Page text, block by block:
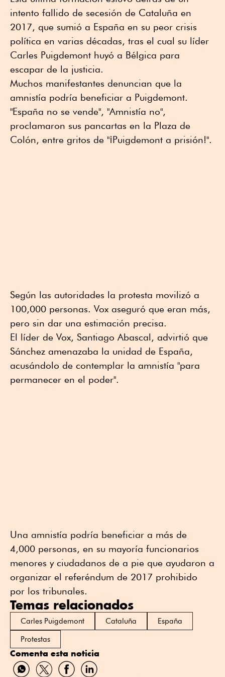
intento fallido de secesión de Cataluña en
2017, que sumió a España en su peor crisis
política en varias décadas, tras el cual su líder
Carles Puigdemont huyó a Bélgica para
escapar de la justicia.
Muchos manifestantes denuncian que la
amnistía podría beneficiar a Puigdemont.
"España no se vende", "Amnistía no",
proclamaron sus pancartas en la Plaza de
Colón, entre gritos de "¡Puigdemont a prisión!".
Según las autoridades la protesta movilizó a
100,000 personas. Vox aseguró que eran más,
pero sin dar una estimación precisa.
El líder de Vox, Santiago Abascal, advirtió que
Sánchez amenazaba la unidad de España,
acusándolo de contemplar la amnistía "para
permanecer en el poder".
Una amnistía podría beneficiar a más de
4,000 personas, en su mayoría funcionarios
menores y ciudadanos de a pie que ayudaron a
organizar el referéndum de 2017 prohibido
por los tribunales.
Temas relacionados
Carles Puigdemont Cataluña
España
Protestas
Comenta esta noticia
CompartirCompartirCompartirCompartir